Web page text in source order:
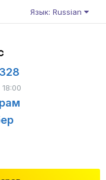
Язык: Russian